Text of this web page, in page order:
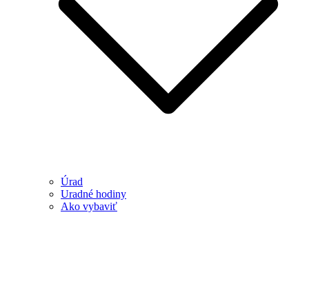
Úrad
Uradné hodiny
Ako vybaviť